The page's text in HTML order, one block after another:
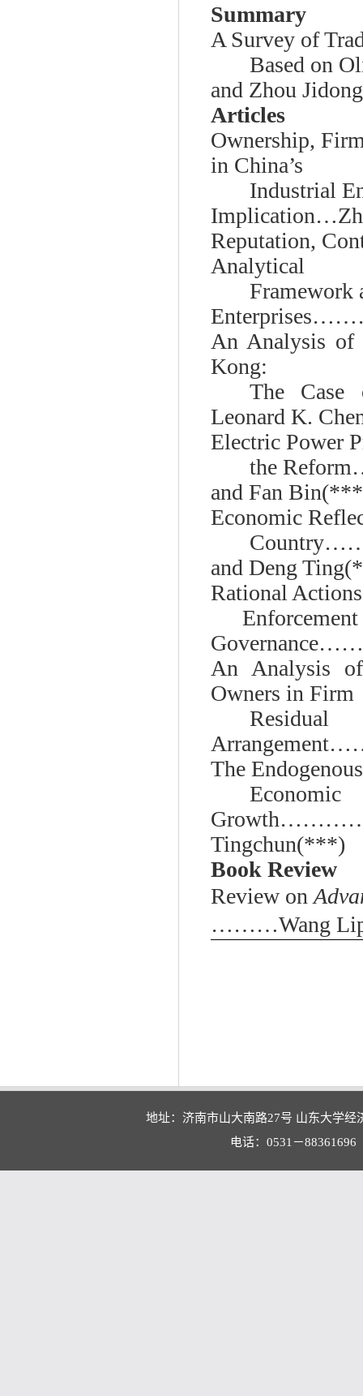
Summary
A Survey of
Based on
and Zhou
Articles
Ownership,
in China’s
Industrial
Reputation,
Analytical
Framework
An Analysis of
Kong:
The
Leonard K.
Electric Power
the
and Fan
Economic
and Deng
Rational
An Analysis
Owners in Firm
The
Economic
Tingchun(***)
Book Review
Review on
………Wang
地址：济南市山大南路27号 山东大学
电话：0531－